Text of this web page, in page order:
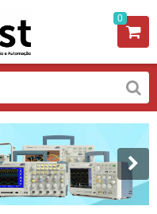
0